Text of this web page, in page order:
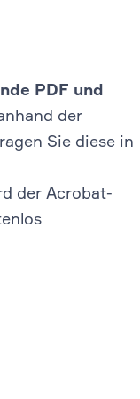
PDF und
der
Sie diese in
der Acrobat-